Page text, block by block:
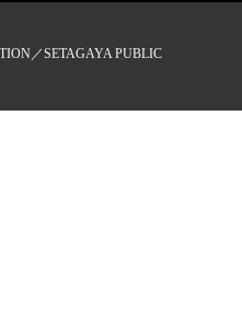
／SETAGAYA PUBLIC